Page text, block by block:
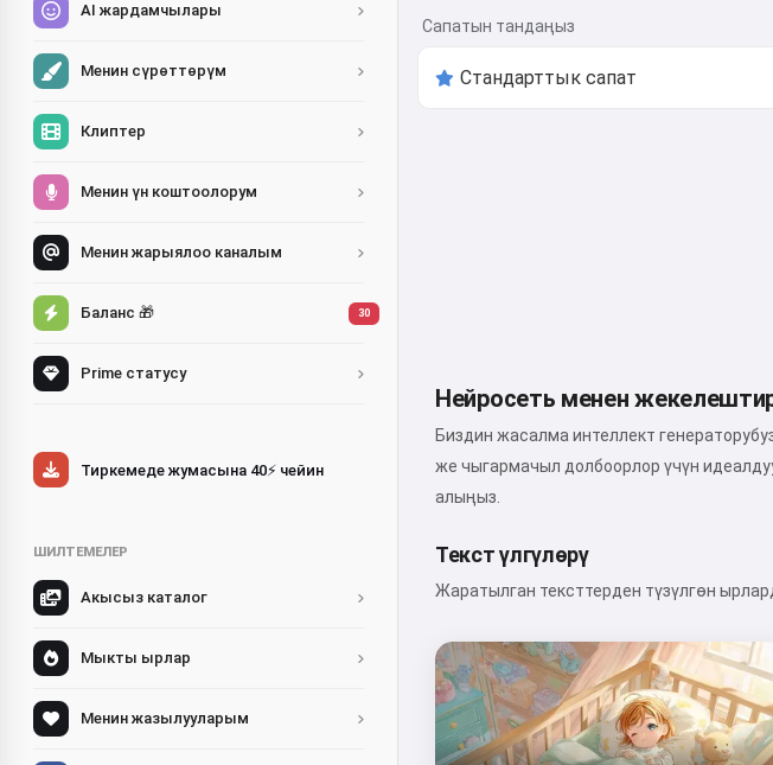
AI жардамчылары
Менин сүрөттөрүм
Клиптер
Менин үн коштоолорум
Менин жарыялоо каналым
Баланс 🎁 30
Prime статусу
Тиркемеде жумасына 40⚡ чейин
ШИЛТЕМЕЛЕР
Акысыз каталог
Мыкты ырлар
Менин жазылууларым
Сапатын тандаңыз
Нейросеть менен
Биздин жасалма интеллект
же чыгармачыл долбоорлор үчүн
алыңыз.
Текст үлгүлөрү
Жаратылган тексттерден түзүлгөн